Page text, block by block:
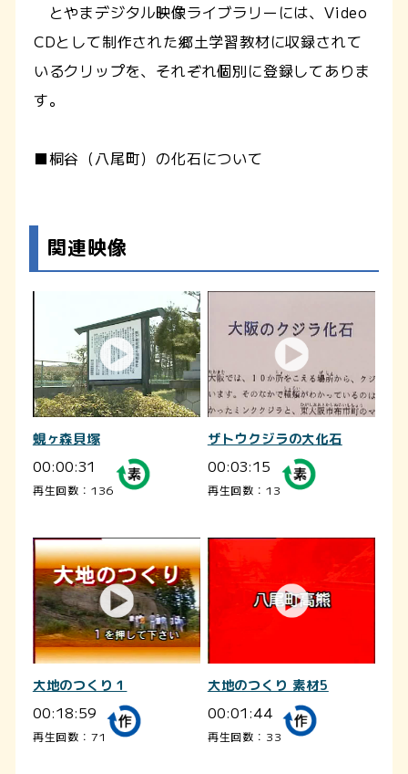
とやまデジタル映像ライブラリーには、Video
CDとして制作された郷土学習教材に収録されて
いるクリップを、それぞれ個別に登録してありま
す。
■桐谷（八尾町）の化石について
関連映像
蜆ヶ森貝塚
00:00:31
再生回数：136
ザトウクジラの大化石
00:03:15
再生回数：13
大地のつくり１
00:18:59
再生回数：71
大地のつくり 素材5
00:01:44
再生回数：33